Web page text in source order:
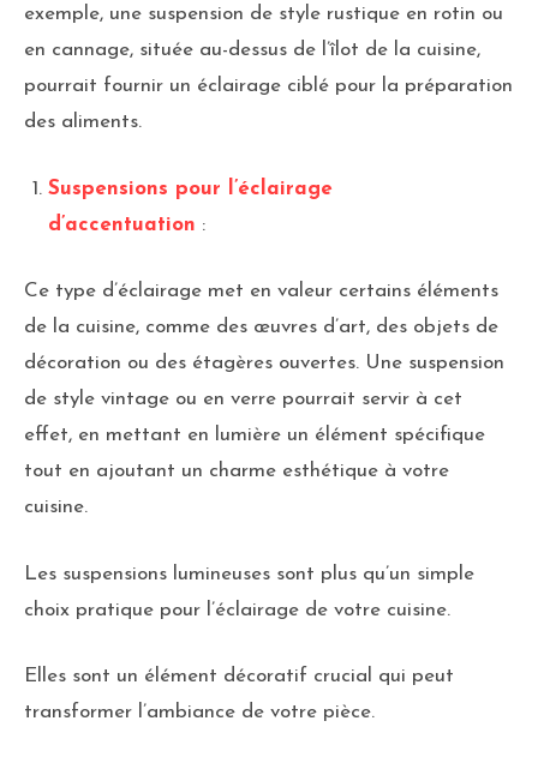
exemple, une suspension de style rustique en rotin ou
en cannage, située au-dessus de l’îlot de la cuisine,
pourrait fournir un éclairage ciblé pour la préparation
des aliments.
Suspensions pour l’éclairage
d’accentuation :
Ce type d’éclairage met en valeur certains éléments
de la cuisine, comme des œuvres d’art, des objets de
décoration ou des étagères ouvertes. Une suspension
de style vintage ou en verre pourrait servir à cet
effet, en mettant en lumière un élément spécifique
tout en ajoutant un charme esthétique à votre
cuisine.
Les suspensions lumineuses sont plus qu’un simple
choix pratique pour l’éclairage de votre cuisine.
Elles sont un élément décoratif crucial qui peut
transformer l’ambiance de votre pièce.